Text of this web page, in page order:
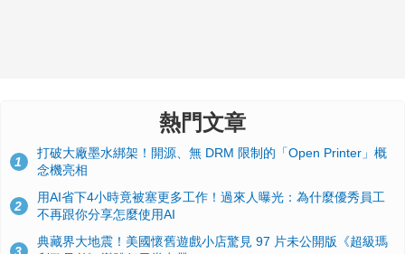
熱門文章
1
打破大廠墨水綁架！開源、無 DRM 限制的「Open Printer」概
念機亮相
2
用AI省下4小時竟被塞更多工作！過來人曝光：為什麼優秀員工
不再跟你分享怎麼使用AI
3
典藏界大地震！美國懷舊遊戲小店驚見 97 片未公開版《超級瑪